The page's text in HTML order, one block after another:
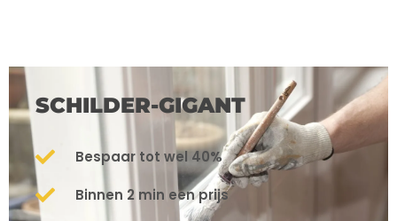
SCHILDER-GIGANT
Bespaar tot wel 40%
Binnen 2 min een prijs